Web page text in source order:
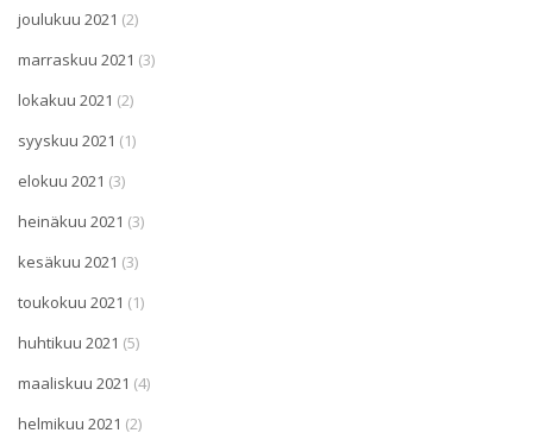
joulukuu 2021 (2)
marraskuu 2021 (3)
lokakuu 2021 (2)
syyskuu 2021 (1)
elokuu 2021 (3)
heinäkuu 2021 (3)
kesäkuu 2021 (3)
toukokuu 2021 (1)
huhtikuu 2021 (5)
maaliskuu 2021 (4)
helmikuu 2021 (2)